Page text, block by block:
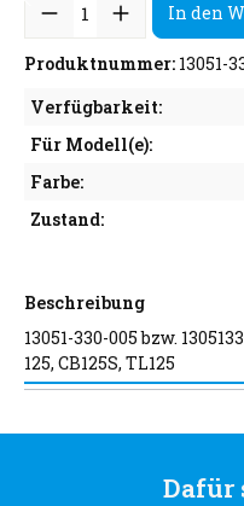
In den
Produktnummer: 13051-
Verfügbarkeit:
Für Modell(e):
Farbe:
Zustand:
Beschreibung
13051-330-005 bzw.
125, CB125S, TL125
Dafür